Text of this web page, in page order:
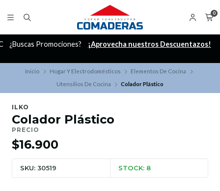
0
¿Buscas Promociones? ¡Aprovecha nuestros Descuentazos!
Inicio Hogar Y Electrodomésticos
Elementos De Cocina
Utensilios De Cocina
Colador Plástico
ILKO
Colador Plástico
PRECIO
$16.900
SKU: 30519 STOCK: 8